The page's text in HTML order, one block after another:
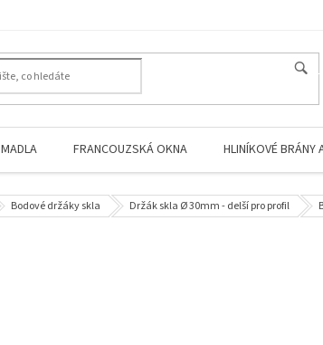
MADLA FRANCOUZSKÁ OKNA HLINÍKOVÉ BRÁNY
Bodové držáky skla Držák skla Ø 30mm - delší pro profil